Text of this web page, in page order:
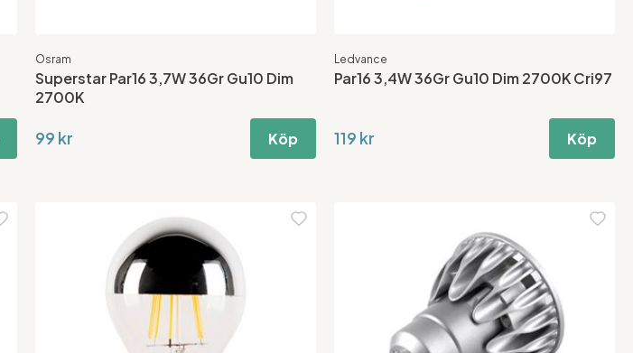
Osram
Superstar Par16 3,7W 36Gr Gu10 Dim
2700K
99 kr Köp
Ledvance
Par16 3,4W 36Gr Gu10 Dim 2700K Cri97
119 kr Köp